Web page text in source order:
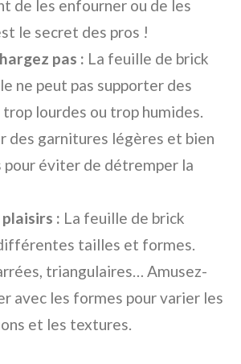
de les enfourner ou de les
le secret des pros !
pas : La feuille de brick
ne peut pas supporter des
lourdes ou trop humides.
des garnitures légères et bien
éviter de détremper la
: La feuille de brick
tailles et formes.
triangulaires… Amusez-
avec les formes pour varier les
et les textures.